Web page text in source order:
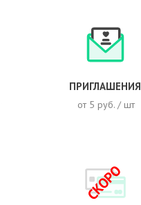
от 5 руб. / шт
ПРИГЛАШЕНИЯ
СКОРО